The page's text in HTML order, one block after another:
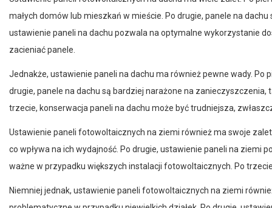
małych domów lub mieszkań w mieście. Po drugie, panele na
ustawienie paneli na dachu pozwala na optymalne wykorzystanie
zacieniać panele.
drugie, panele na dachu są bardziej narażone na zanieczyszczenia,
trzecie, konserwacja paneli na dachu może być trudniejsza,
co wpływa na ich wydajność. Po drugie, ustawienie paneli na
ważne w przypadku większych instalacji fotowoltaicznych. Po
problematyczne w przypadku niewielkich działek. Po drugie,